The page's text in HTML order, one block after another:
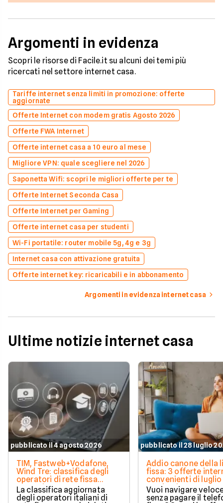
Argomenti in evidenza
Scopri le risorse di Facile.it su alcuni dei temi più
ricercati nel settore internet casa.
Tariffe internet senza limiti in promozione: offerte
aggiornate
Offerte Internet con modem gratis Agosto 2026
Offerte FWA Internet
Offerte internet casa a 10 euro al mese
Migliore VPN: quale scegliere nel 2026
Saponetta Wifi: scopri le migliori offerte per te
Offerte Internet Seconda Casa
Offerte Internet per Gaming
Offerte internet casa per studenti
Wi-Fi portatile: router mobile 5g, 4g e 3g
Internet casa con attivazione gratuita
Offerte internet key: ricaricabili e in abbonamento
Argomenti in evidenza internet casa
Ultime notizie internet casa
pubblicato il 4 agosto 2026
TIM, Fastweb+Vodafone,
Wind Tre: classifica degli
operatori di rete fissa
secondo AGCOM
La classifica aggiornata
degli operatori italiani di
pubblicato il 28 luglio
Addio canone della
fissa: 3 offerte
convenienti di luglio
partire da 19,95€
Vuoi navigare
senza pagare il